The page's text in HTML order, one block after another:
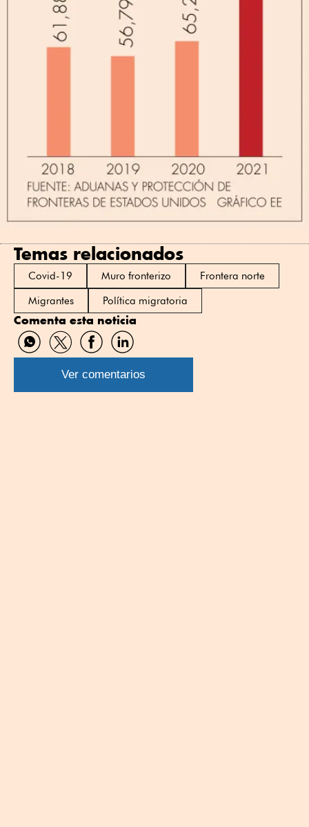
Temas relacionados
Covid-19 Muro fronterizo
Frontera norte
Migrantes
Política migratoria
Comenta esta noticia
Compartir
por
WhatsApp
Compartir
por
Twitter
Compartir
por
Facebook
Compartir
por
Linkedin
Ver comentarios